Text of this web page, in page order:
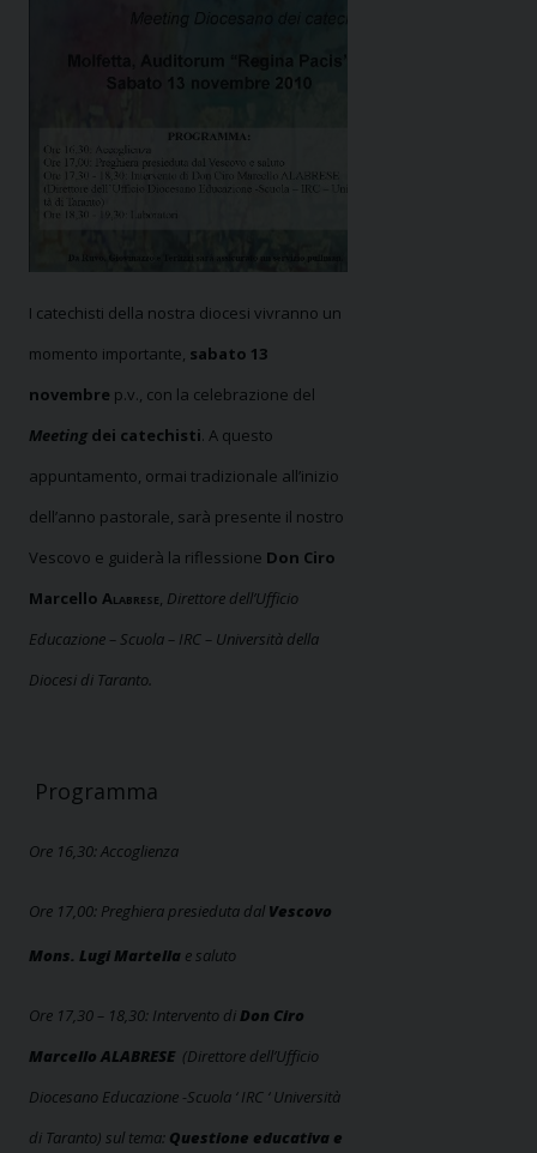
I catechisti della nostra diocesi vivranno un
momento importante, sabato 13
novembre p.v., con la celebrazione del
Meeting dei catechisti. A questo
appuntamento, ormai tradizionale all’inizio
dell’anno pastorale, sarà presente il nostro
Vescovo e guiderà la riflessione Don Ciro
Marcello Alabrese, Direttore dell’Ufficio
Educazione – Scuola – IRC – Università della
Diocesi di Taranto.
Programma
Ore 16,30: Accoglienza
Ore 17,00: Preghiera presieduta dal Vescovo
Mons. Lugi Martella e saluto
Ore 17,30 – 18,30: Intervento diDon Ciro
Marcello ALABRESE (Direttore dell’Ufficio
Diocesano Educazione -Scuola ‘ IRC ‘ Università
di Taranto) sul tema: Questione educativa e